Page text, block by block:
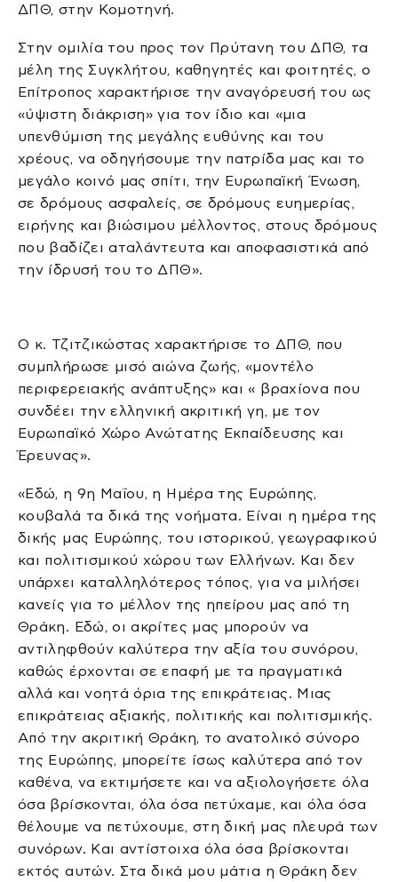
ΔΠΘ, στην Κομοτηνή.
Στην ομιλία του προς τον Πρύτανη του ΔΠΘ, τα
μέλη της Συγκλήτου, καθηγητές και φοιτητές, ο
Επίτροπος χαρακτήρισε την αναγόρευσή του ως
«ύψιστη διάκριση» για τον ίδιο και «μια
υπενθύμιση της μεγάλης ευθύνης και του
χρέους, να οδηγήσουμε την πατρίδα μας και το
μεγάλο κοινό μας σπίτι, την Ευρωπαϊκή Ένωση,
σε δρόμους ασφαλείς, σε δρόμους ευημερίας,
ειρήνης και βιώσιμου μέλλοντος, στους δρόμους
που βαδίζει αταλάντευτα και αποφασιστικά από
την ίδρυσή του το ΔΠΘ».
Ο κ. Τζιτζικώστας χαρακτήρισε το ΔΠΘ, που
συμπλήρωσε μισό αιώνα ζωής, «μοντέλο
περιφερειακής ανάπτυξης» και « βραχίονα που
συνδέει την ελληνική ακριτική γη, με τον
Ευρωπαϊκό Χώρο Ανώτατης Εκπαίδευσης και
Έρευνας».
«Εδώ, η 9η Μαΐου, η Ημέρα της Ευρώπης,
κουβαλά τα δικά της νοήματα. Είναι η ημέρα της
δικής μας Ευρώπης, του ιστορικού, γεωγραφικού
και πολιτισμικού χώρου των Ελλήνων. Και δεν
υπάρχει καταλληλότερος τόπος, για να μιλήσει
κανείς για το μέλλον της ηπείρου μας από τη
Θράκη. Εδώ, οι ακρίτες μας μπορούν να
αντιληφθούν καλύτερα την αξία του συνόρου,
καθώς έρχονται σε επαφή με τα πραγματικά
αλλά και νοητά όρια της επικράτειας. Μιας
επικράτειας αξιακής, πολιτικής και πολιτισμικής.
Από την ακριτική Θράκη, το ανατολικό σύνορο
της Ευρώπης, μπορείτε ίσως καλύτερα από τον
καθένα, να εκτιμήσετε και να αξιολογήσετε όλα
όσα βρίσκονται, όλα όσα πετύχαμε, και όλα όσα
θέλουμε να πετύχουμε, στη δική μας πλευρά των
συνόρων. Και αντίστοιχα όλα όσα βρίσκονται
εκτός αυτών. Στα δικά μου μάτια η Θράκη δεν